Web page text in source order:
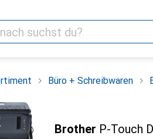
Büro + Schreibwaren
Brother P-Touch